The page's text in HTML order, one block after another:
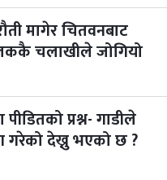
३ महिना बाँकी
४ महिना बाँकी
मागेर चितवनबाट
चलाखीले जोगियो
प्रश्न- गाडीले
गरेको देख्नु भएको छ ?